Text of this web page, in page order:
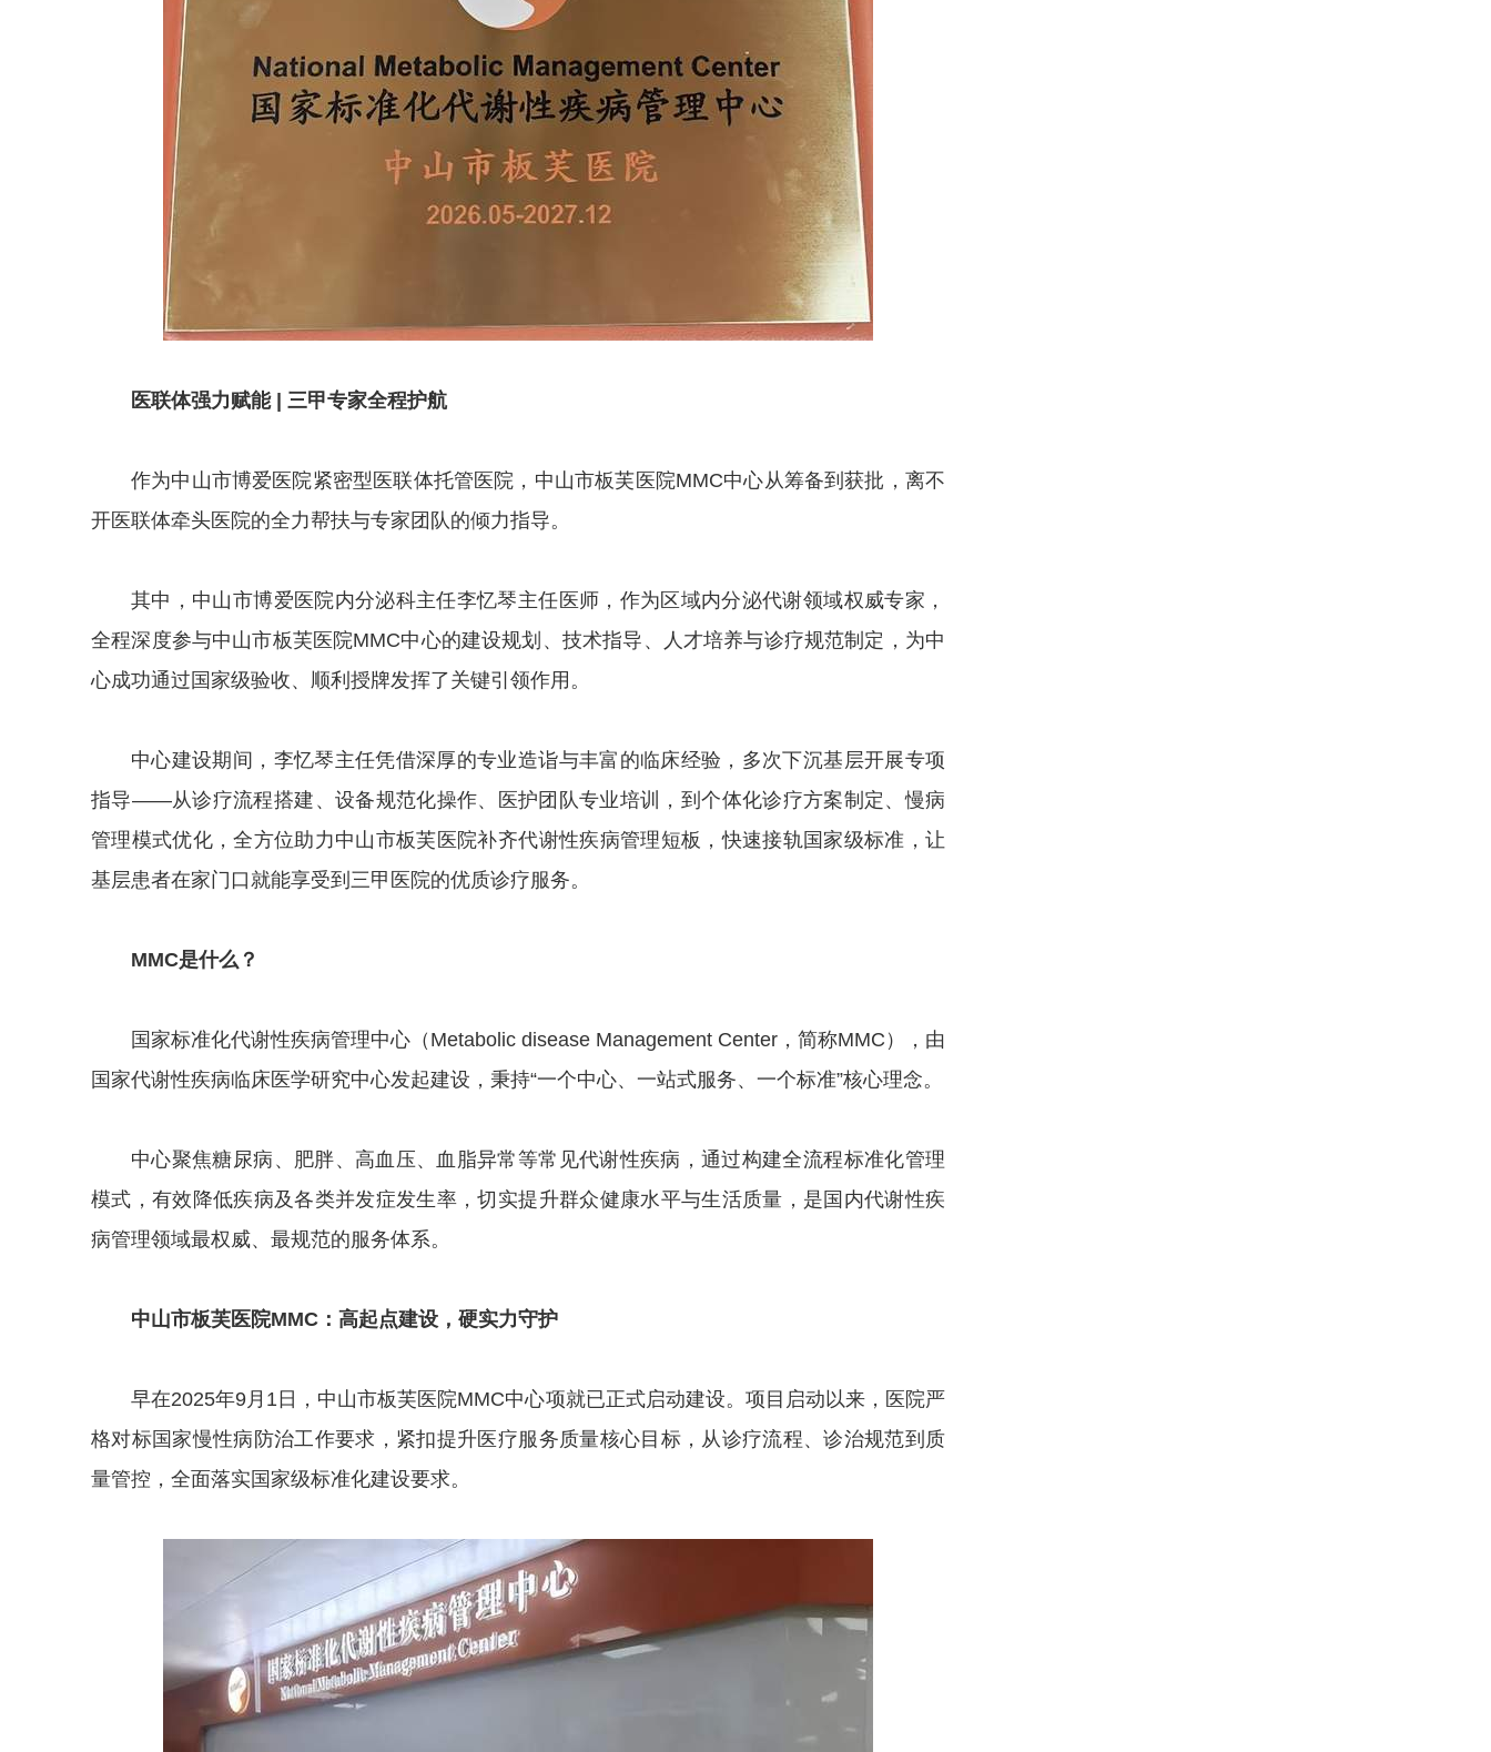
医联体强力赋能 | 三甲专家全程护航
作为中山市博爱医院紧密型医联体托管医院，中山市板芙医院MMC中心从筹备到获批，离不
开医联体牵头医院的全力帮扶与专家团队的倾力指导。
其中，中山市博爱医院内分泌科主任李忆琴主任医师，作为区域内分泌代谢领域权威专家，
全程深度参与中山市板芙医院MMC中心的建设规划、技术指导、人才培养与诊疗规范制定，为中
心成功通过国家级验收、顺利授牌发挥了关键引领作用。
中心建设期间，李忆琴主任凭借深厚的专业造诣与丰富的临床经验，多次下沉基层开展专项
指导——从诊疗流程搭建、设备规范化操作、医护团队专业培训，到个体化诊疗方案制定、慢病
管理模式优化，全方位助力中山市板芙医院补齐代谢性疾病管理短板，快速接轨国家级标准，让
基层患者在家门口就能享受到三甲医院的优质诊疗服务。
MMC是什么？
国家标准化代谢性疾病管理中心（Metabolic disease Management Center，简称MMC），由
国家代谢性疾病临床医学研究中心发起建设，秉持“一个中心、一站式服务、一个标准”核心理念。
中心聚焦糖尿病、肥胖、高血压、血脂异常等常见代谢性疾病，通过构建全流程标准化管理
模式，有效降低疾病及各类并发症发生率，切实提升群众健康水平与生活质量，是国内代谢性疾
病管理领域最权威、最规范的服务体系。
中山市板芙医院MMC：高起点建设，硬实力守护
早在2025年9月1日，中山市板芙医院MMC中心项就已正式启动建设。项目启动以来，医院严
格对标国家慢性病防治工作要求，紧扣提升医疗服务质量核心目标，从诊疗流程、诊治规范到质
量管控，全面落实国家级标准化建设要求。